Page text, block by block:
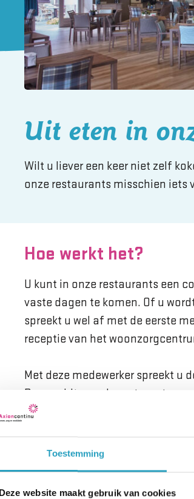
Toestemming
Deze website maakt gebruik van cookies
Uit eten in
Wilt u liever een keer niet zelf
onze restaurants misschien iets
Hoe werkt het?
U kunt in onze restaurants een
vaste dagen te komen. Of u
spreekt u wel af met de eerste
receptie van het
Met deze medewerker spreekt u
Dan meldt u uw komst van
houden wij rekening met uw
Kosten